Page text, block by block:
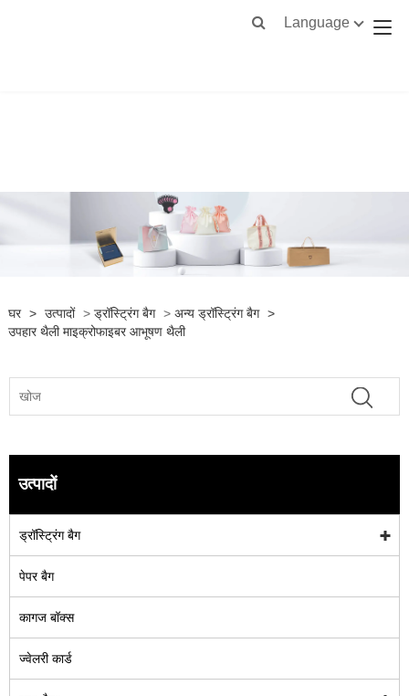
Language
घर > उत्पादों > ड्रॉस्ट्रिंग बैग > अन्य ड्रॉस्ट्रिंग बैग >
उपहार थैली माइक्रोफाइबर आभूषण थैली
उत्पादों
ड्रॉस्ट्रिंग बैग
पेपर बैग
कागज बॉक्स
ज्वेलरी कार्ड